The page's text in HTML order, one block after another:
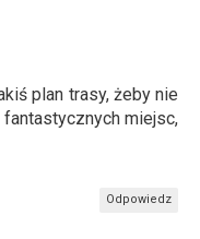
plan trasy, żeby nie
miejsc,
Odpowiedz